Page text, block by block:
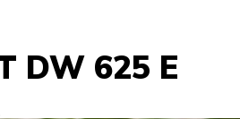
DW 625 E